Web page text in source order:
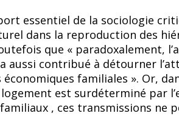
essentiel de la sociologie
dans la reproduction des
que « paradoxalement,
aussi contribué à détourner
familiales ». Or,
est surdéterminé par
, ces transmissions ne